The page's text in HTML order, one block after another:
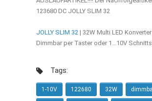
123680 DC JOLLY SLIM 32
JOLLY SLIM 32 | 32W Multi LED
Dimmbar per Taster oder 1…10V
Tags:
1-10V 122680 32W